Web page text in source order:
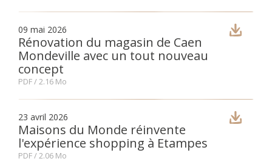
09 mai 2026
Rénovation du magasin de Caen
Mondeville avec un tout nouveau
concept
PDF/ 2.16 Mo
23 avril 2026
Maisons du Monde réinvente
l'expérience shopping à Etampes
PDF/ 2.06 Mo